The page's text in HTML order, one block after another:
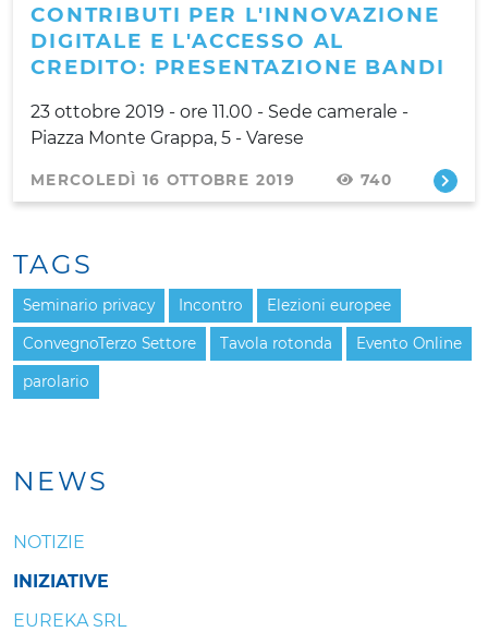
CONTRIBUTI PER L'INNOVAZIONE
DIGITALE E L'ACCESSO AL
CREDITO: PRESENTAZIONE BANDI
23 ottobre 2019 - ore 11.00 - Sede camerale -
Piazza Monte Grappa, 5 - Varese
MERCOLEDÌ 16 OTTOBRE 2019 740
NEWS
NOTIZIE
INIZIATIVE
EUREKA SRL
TAGS
Seminario privacy Incontro Elezioni europee
ConvegnoTerzo Settore Tavola rotonda Evento Online
parolario